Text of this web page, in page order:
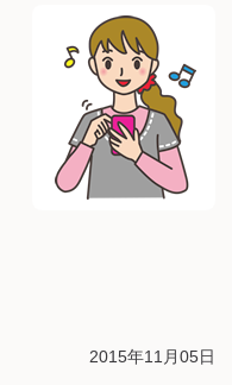
2015年11月05日